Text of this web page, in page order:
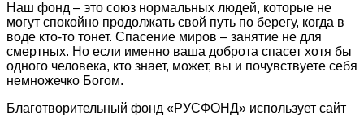
Наш фонд – это союз нормальных людей, которые не
могут спокойно продолжать свой путь по берегу, когда в
воде кто-то тонет. Спасение миров – занятие не для
смертных. Но если именно ваша доброта спасет хотя бы
одного человека, кто знает, может, вы и почувствуете себя
немножечко Богом.
Благотворительный фонд «РУСФОНД» использует сайт